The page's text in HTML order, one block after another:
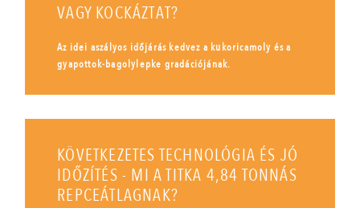
VAGY KOCKÁZTAT?
Az idei aszályos időjárás kedvez a kukoricamoly és a
gyapottok-bagolylepke gradációjának.
KÖVETKEZETES TECHNOLÓGIA ÉS JÓ
IDŐZÍTÉS - MI A TITKA 4,84 TONNÁS
REPCEÁTLAGNAK?